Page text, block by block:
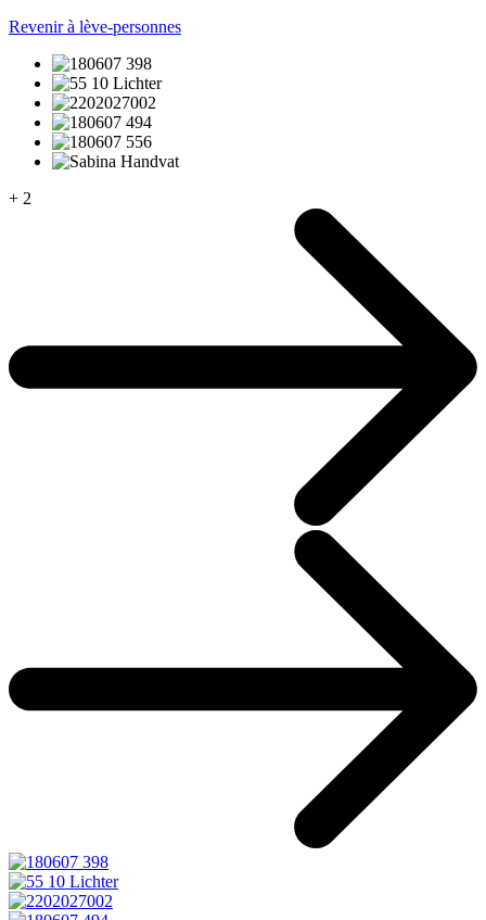
Revenir à lève-personnes
+ 2